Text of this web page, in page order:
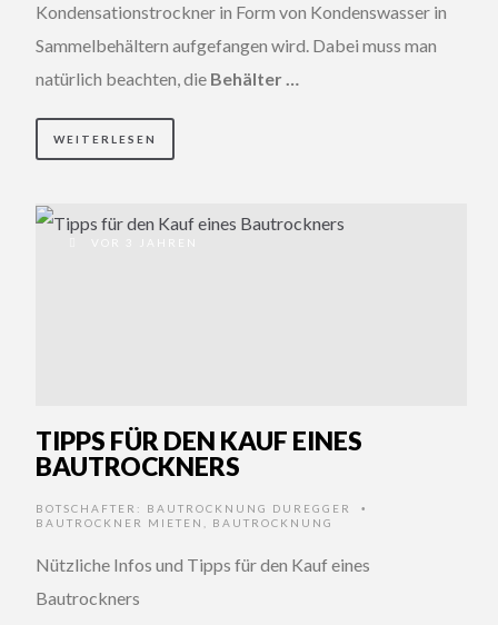
Kondensationstrockner in Form von Kondenswasser in
Sammelbehältern aufgefangen wird. Dabei muss man
natürlich beachten, die Behälter …
WEITERLESEN
VOR 3 JAHREN
TIPPS FÜR DEN KAUF EINES
BAUTROCKNERS
BOTSCHAFTER: BAUTROCKNUNG DUREGGER •
BAUTROCKNER MIETEN BAUTROCKNUNG
Nützliche Infos und Tipps für den Kauf eines
Bautrockners